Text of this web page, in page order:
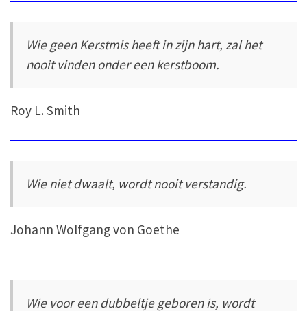
Wie geen Kerstmis heeft in zijn hart, zal het
nooit vinden onder een kerstboom.
Roy L. Smith
Wie niet dwaalt, wordt nooit verstandig.
Johann Wolfgang von Goethe
Wie voor een dubbeltje geboren is, wordt